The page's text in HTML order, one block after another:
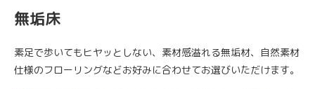
無垢床
素足で歩いてもヒヤッとしない、素材感溢れる無垢材、自然素材
仕様のフローリングなどお好みに合わせてお選びいただけます。